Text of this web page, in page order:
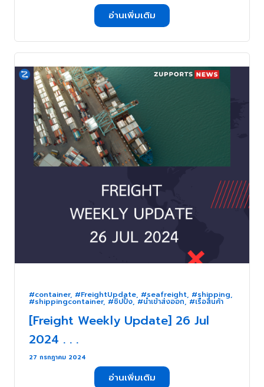
อ่านเพิ่มเติม
#container, #FreightUpdate, #seafreight, #shipping,
#shippingcontainer, #ชิปปิ้ง,#นำเข้าส่งออก,#เรือสินค้า
[Freight Weekly Update] 26 Jul
2024 . . .
27 กรกฎาคม 2024
อ่านเพิ่มเติม